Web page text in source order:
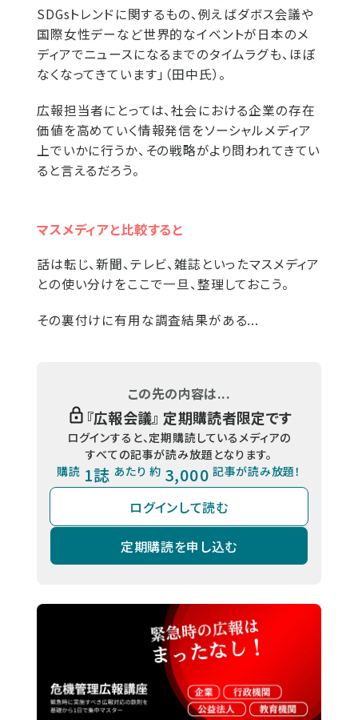
SDGsトレンドに関するもの、例えばダボス会議や
国際女性デーなど世界的なイベントが日本のメ
ディアでニュースになるまでのタイムラグも、ほぼ
なくなってきています」（田中氏）。
広報担当者にとっては、社会における企業の存在
価値を高めていく情報発信をソーシャルメディア
上でいかに行うか、その戦略がより問われてきてい
ると言えるだろう。
マスメディアと比較すると
話は転じ、新聞、テレビ、雑誌といったマスメディア
との使い分けをここで一旦、整理しておこう。
その裏付けに有用な調査結果がある...
この先の内容は...
『広報会議』 定期購読者限定です
ログインすると、定期購読しているメディアの
すべての記事が読み放題となります。
購読 1誌 あたり 約 3,000 記事が読み放題！
ログインして読む
定期購読を申し込む